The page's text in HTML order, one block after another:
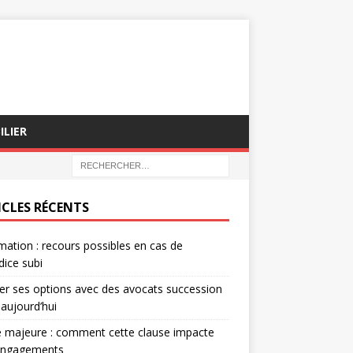
RÉCENTS
: recours possibles en cas de
subi
ses options avec des avocats succession
majeure : comment cette clause impacte